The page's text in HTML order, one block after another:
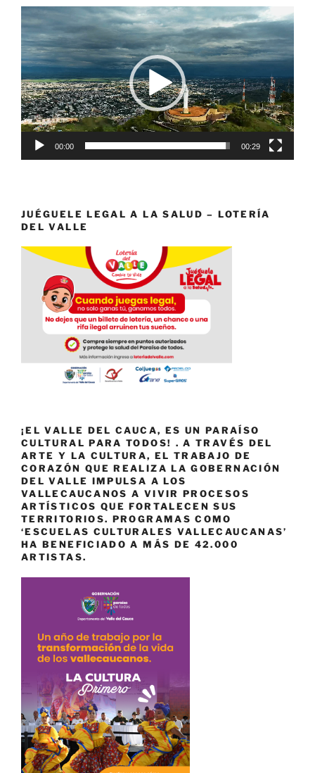
Reproductor
de
vídeo
00:00 00:29
JUÉGUELE LEGAL A LA SALUD – LOTERÍA
DEL VALLE
¡EL VALLE DEL CAUCA, ES UN PARAÍSO
CULTURAL PARA TODOS! . A TRAVÉS DEL
ARTE Y LA CULTURA, EL TRABAJO DE
CORAZÓN QUE REALIZA LA GOBERNACIÓN
DEL VALLE IMPULSA A LOS
VALLECAUCANOS A VIVIR PROCESOS
ARTÍSTICOS QUE FORTALECEN SUS
TERRITORIOS. PROGRAMAS COMO
‘ESCUELAS CULTURALES VALLECAUCANAS’
HA BENEFICIADO A MÁS DE 42.000
ARTISTAS.